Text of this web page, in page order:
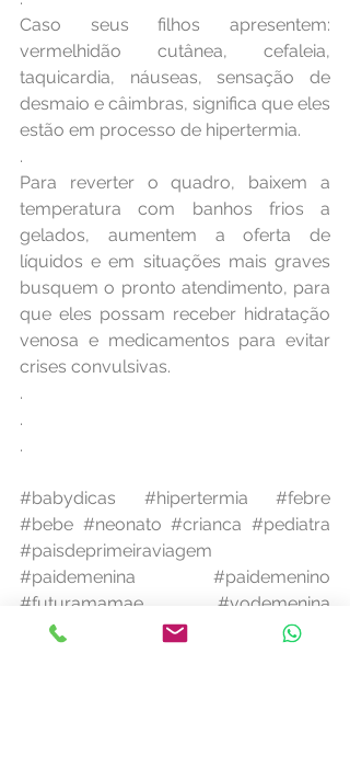
Caso seus filhos apresentem:
vermelhidão cutânea, cefaleia,
taquicardia, náuseas, sensação de
desmaio e câimbras, significa que eles
estão em processo de hipertermia.
.
Para reverter o quadro, baixem a
temperatura com banhos frios a
gelados, aumentem a oferta de
líquidos e em situações mais graves
busquem o pronto atendimento, para
que eles possam receber hidratação
venosa e medicamentos para evitar
crises convulsivas.
.
.
.
#babydicas #hipertermia
#febre
#bebe #neonato #crianca #pediatra
#paisdeprimeiraviagem
#paidemenina
#paidemenino
#futuramamae
#vodemenina
#gestante
#paisdegemeos